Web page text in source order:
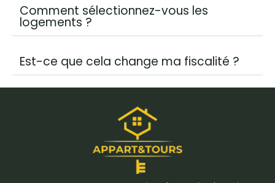
Comment sélectionnez-vous les
logements ?
Est-ce que cela change ma fiscalité ?